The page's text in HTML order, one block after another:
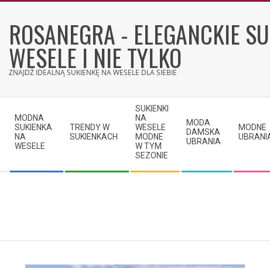
contentROSANEGRA - ELEGANCKIE
WESELE I NIE TYLKO
ZNAJDŹ IDEALNĄ SUKIENKĘ NA WESELE DLA SIEBIE
Navigation
Menu
MODNA
SUKIENKA
NA
WESELE
TRENDY W
SUKIENKACH
SUKIENKI
NA
WESELE
MODNE
W TYM
SEZONIE
MODA
DAMSKA
UBRANIA
MODNE